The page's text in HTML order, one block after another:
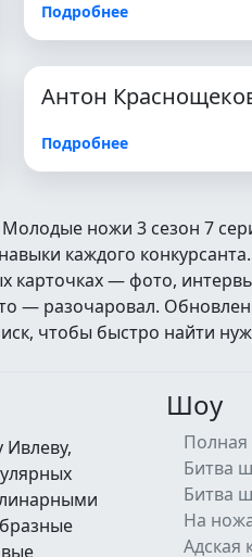
Подробнее
Антон
Подробнее
ножи 3 сезон 7
каждого
карточках — фото,
— разочаровал.
чтобы быстро найти
Шоу
Полная
Битва
Битва
На
Адская